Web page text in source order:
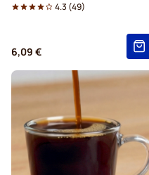
4.3 (49)
6,09 €